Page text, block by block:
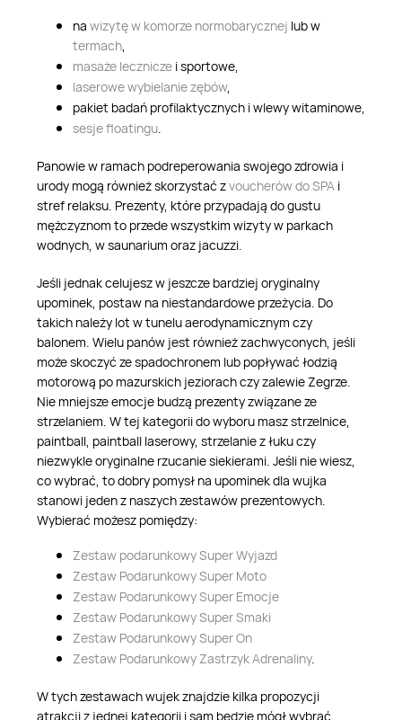
na wizytę w komorze normobarycznej lub w
termach
masaże lecznicze i sportowe,
laserowe wybielanie zębów,
pakiet badań profilaktycznych i wlewy witaminowe,
sesje floatingu
Panowie w ramach podreperowania swojego zdrowia i
urody mogą również skorzystać zvoucherów do SPA i
stref relaksu. Prezenty, które przypadają do gustu
mężczyznom to przede wszystkim wizyty w parkach
wodnych, w saunarium oraz jacuzzi.
Jeśli jednak celujesz w jeszcze bardziej oryginalny
upominek, postaw na niestandardowe przeżycia. Do
takich należy lot w tunelu aerodynamicznym czy
balonem. Wielu panów jest również zachwyconych, jeśli
może skoczyć ze spadochronem lub popływać łodzią
motorową po mazurskich jeziorach czy zalewie Zegrze.
Nie mniejsze emocje budzą prezenty związane ze
strzelaniem. W tej kategorii do wyboru masz strzelnice,
paintball, paintball laserowy, strzelanie z łuku czy
niezwykle oryginalne rzucanie siekierami. Jeśli nie wiesz,
co wybrać, to dobry pomysł na upominek dla wujka
stanowi jeden z naszych zestawów prezentowych.
Wybierać możesz pomiędzy:
Zestaw podarunkowy Super Wyjazd
Zestaw Podarunkowy Super Moto
Zestaw Podarunkowy Super Emocje
Zestaw Podarunkowy Super Smaki
Zestaw Podarunkowy Super On
Zestaw Podarunkowy Zastrzyk Adrenaliny.
W tych zestawach wujek znajdzie kilka propozycji
atrakcji z jednej kategorii i sam będzie mógł wybrać,